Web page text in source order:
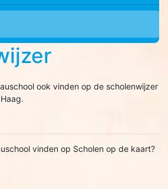
ook vinden op de scholenwijzer
vinden op Scholen op de kaart?